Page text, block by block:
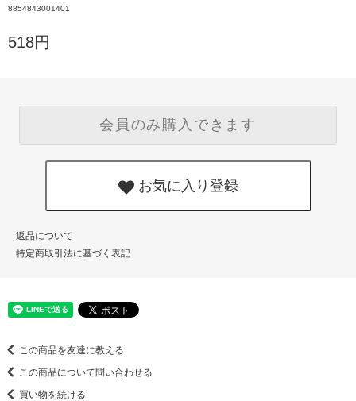
8854843001401
518円
会員のみ購入できます
お気に入り登録
返品について
特定商取引法に基づく表記
この商品を友達に教える
この商品について問い合わせる
買い物を続ける